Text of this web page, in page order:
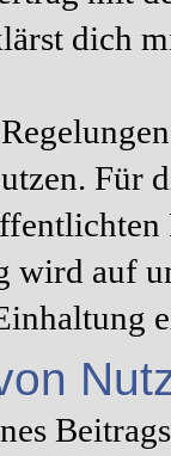
dich
Für
wird auf